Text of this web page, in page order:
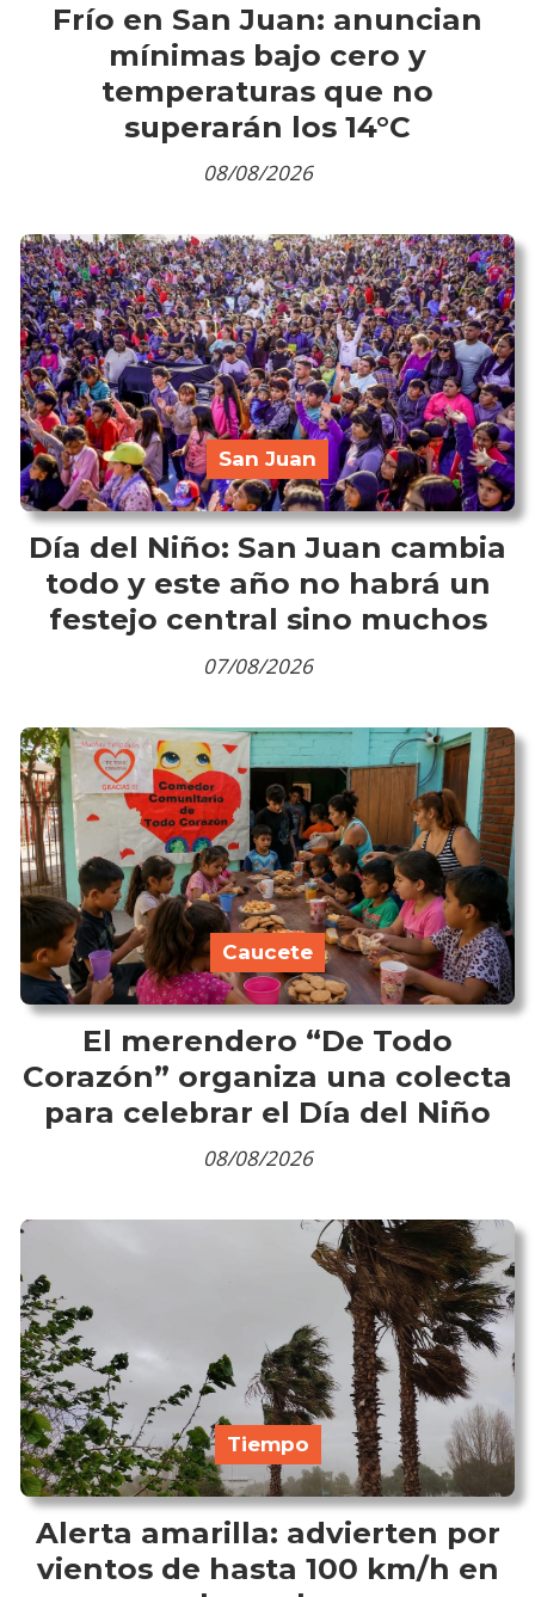
Frío en San Juan: anuncian
mínimas bajo cero y
temperaturas que no
superarán los 14°C
08/08/2026
Día del Niño: San Juan cambia
todo y este año no habrá un
festejo central sino muchos
San Juan
07/08/2026
El merendero “De Todo
Corazón” organiza una colecta
para celebrar el Día del Niño
Caucete
08/08/2026
Alerta amarilla: advierten por
vientos de hasta 100 km/h en
Tiempo